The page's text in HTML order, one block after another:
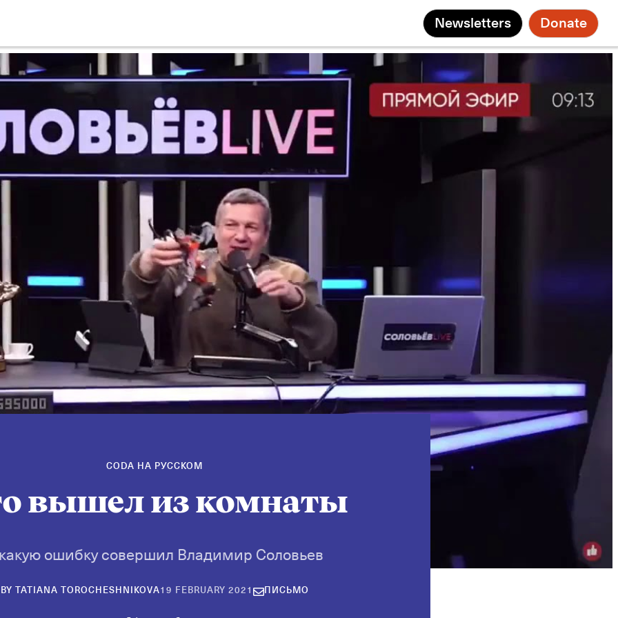
Newsletters Donate
Instagram
X Facebook
YouTube
CODA НА РУССКОМ
вышел из комнаты
ошибку совершил Владимир Соловьев
BY TATIANA TOROCHESHNIKOVA19 FEBRUARY 2021 19
FEBRUARY
ПИСЬМО